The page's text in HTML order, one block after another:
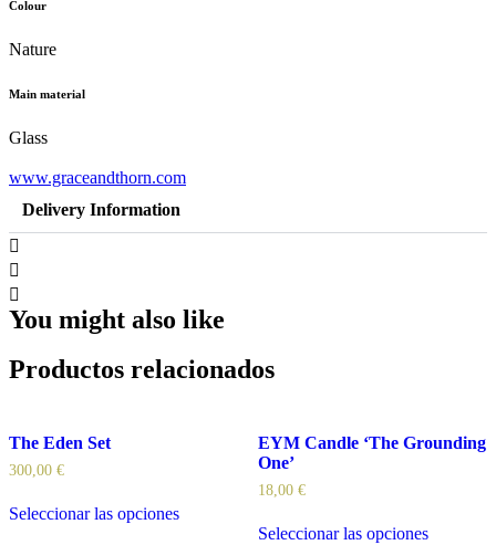
Colour
Nature
Main material
Glass
www.graceandthorn.com
Delivery Information
You might also like
Productos relacionados
The Eden Set
300,00 €
Seleccionar las opciones
EYM Candle ‘The Grounding
One’
18,00 €
Seleccionar las opciones